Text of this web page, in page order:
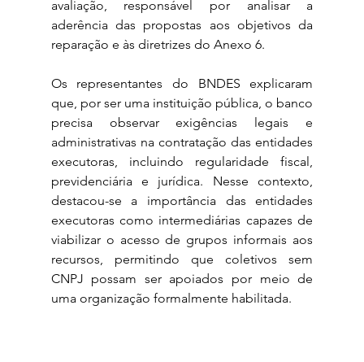
avaliação, responsável por analisar a
aderência das propostas aos objetivos da
reparação e às diretrizes do Anexo 6.
Os representantes do BNDES explicaram
que, por ser uma instituição pública, o banco
precisa observar exigências legais e
administrativas na contratação das entidades
executoras, incluindo regularidade fiscal,
previdenciária e jurídica. Nesse contexto,
destacou-se a importância das entidades
executoras como intermediárias capazes de
viabilizar o acesso de grupos informais aos
recursos, permitindo que coletivos sem
CNPJ possam ser apoiados por meio de
uma organização formalmente habilitada.